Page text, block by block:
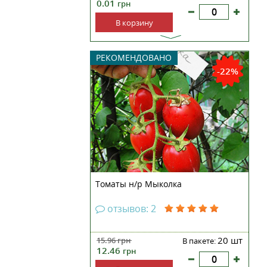
0.01 грн
В корзину
РЕКОМЕНДОВАНО
-22%
Среднеранний сорт томатов.
Штамбовый куст высотой 40 см.
Плоды имеют вид красной
сливки, весом 100 г.
Универсальный в использовании
сорт.
Томаты н/р Мыколка
отзывов: 2
15.96грн
12.46 грн
В пакете:20 шт